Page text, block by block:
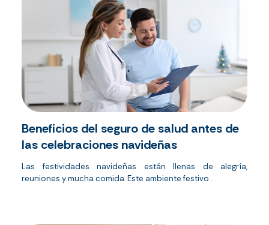
Beneficios del seguro de salud antes de
las celebraciones navideñas
Las festividades navideñas están llenas de alegría,
reuniones y mucha comida. Este ambiente festivo...